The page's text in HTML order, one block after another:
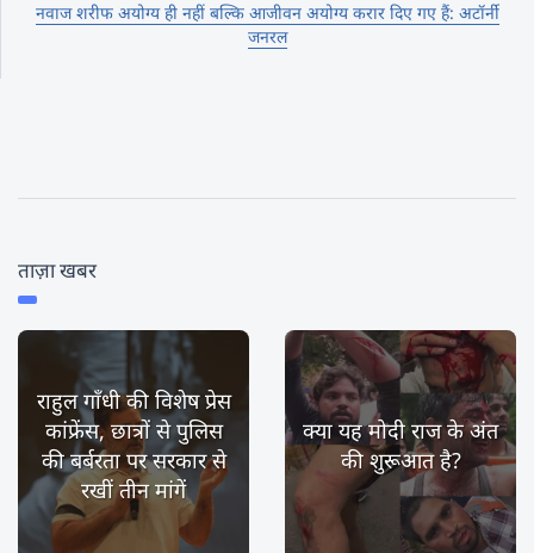
नवाज शरीफ अयोग्य ही नहीं बल्कि आजीवन अयोग्य करार दिए गए हैं: अटॉर्नी
जनरल
ताज़ा खबर
राहुल गाँधी की विशेष प्रेस
कांफ्रेंस, छात्रों से पुलिस
की बर्बरता पर सरकार से
रखीं तीन मांगें
क्या यह मोदी राज के अंत
की शुरूआत है?